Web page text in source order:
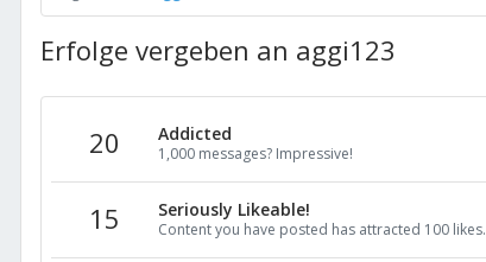
Erfolge vergeben an aggi123
20 Addicted
1,000 messages? Impressive!
15 Seriously Likeable!
Content you have posted has attracted 100 likes.